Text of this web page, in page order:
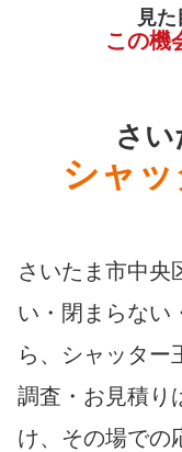
見
この機
さ
シャ
さいたま市中央
い・閉まらない
ら、シャッター
調査・お見積り
け、その場での